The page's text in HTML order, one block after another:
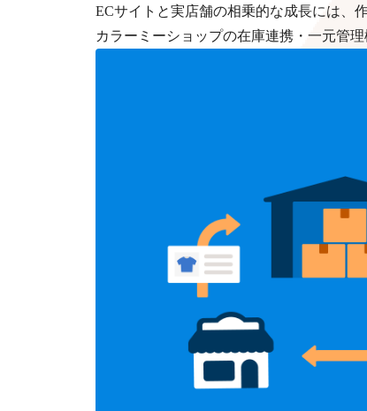
ECサイトと実店舗の相乗的な成長には、
カラーミーショップの在庫連携・一元管